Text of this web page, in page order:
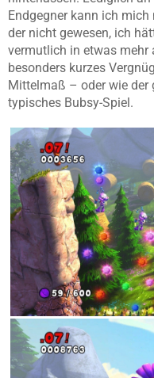
Endgegner kann ich
der nicht gewesen, ich
vermutlich in etwas mehr
besonders kurzes
Mittelmaß – oder wie der
typisches Bubsy-Spiel.